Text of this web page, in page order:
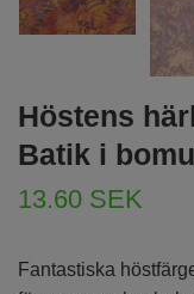
Höstens
Batik i
13.60 SEK
Fantastiska